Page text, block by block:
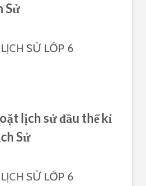
Sử
SỬ LỚP 6
lịch sử đầu thế kỉ
Sử
SỬ LỚP 6